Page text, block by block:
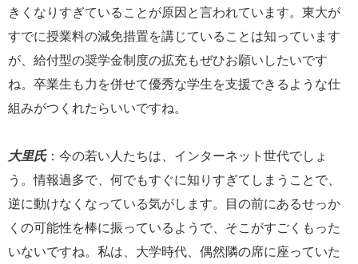
きくなりすぎていることが原因と言われています。東大が
すでに授業料の減免措置を講じていることは知っています
が、給付型の奨学金制度の拡充もぜひお願いしたいです
ね。卒業生も力を併せて優秀な学生を支援できるような仕
組みがつくれたらいいですね。
大里氏：今の若い人たちは、インターネット世代でしょ
う。情報過多で、何でもすぐに知りすぎてしまうことで、
逆に動けなくなっている気がします。目の前にあるせっか
くの可能性を棒に振っているようで、そこがすごくもった
いないですね。私は、大学時代、偶然隣の席に座っていた